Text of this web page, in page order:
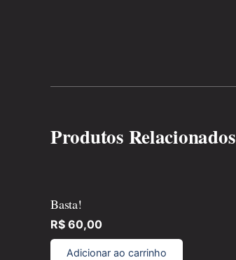
Produtos Relacionados
Basta!
R$ 60,00
Adicionar ao carrinho